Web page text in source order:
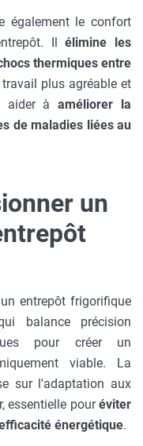
également le confort
Ilélimine les
thermiques entre
plus agréable et
aider àaméliorer la
de maladies liées au
un
entrepôt frigorifique
balance précision
pour créer un
viable. La
sur l'adaptation aux
essentielle pouréviter
énergétique.